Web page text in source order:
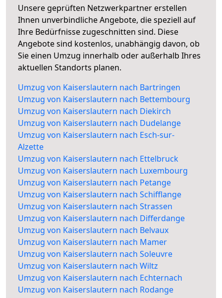
Unsere geprüften Netzwerkpartner erstellen
Ihnen unverbindliche Angebote, die speziell auf
Ihre Bedürfnisse zugeschnitten sind. Diese
Angebote sind kostenlos, unabhängig davon, ob
Sie einen Umzug innerhalb oder außerhalb Ihres
aktuellen Standorts planen.
Umzug von Kaiserslautern nach Bartringen
Umzug von Kaiserslautern nach Bettembourg
Umzug von Kaiserslautern nach Diekirch
Umzug von Kaiserslautern nach Dudelange
Umzug von Kaiserslautern nach Esch-sur-
Alzette
Umzug von Kaiserslautern nach Ettelbruck
Umzug von Kaiserslautern nach Luxembourg
Umzug von Kaiserslautern nach Petange
Umzug von Kaiserslautern nach Schifflange
Umzug von Kaiserslautern nach Strassen
Umzug von Kaiserslautern nach Differdange
Umzug von Kaiserslautern nach Belvaux
Umzug von Kaiserslautern nach Mamer
Umzug von Kaiserslautern nach Soleuvre
Umzug von Kaiserslautern nach Wiltz
Umzug von Kaiserslautern nach Echternach
Umzug von Kaiserslautern nach Rodange